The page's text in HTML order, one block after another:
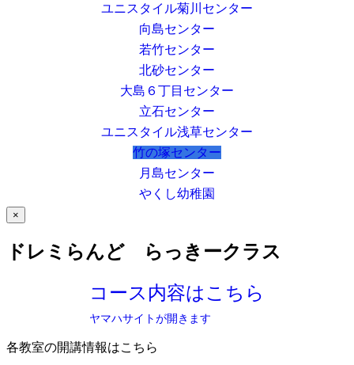
ユニスタイル菊川センター
向島センター
若竹センター
北砂センター
大島６丁目センター
立石センター
ユニスタイル浅草センター
竹の塚センター
月島センター
やくし幼稚園
×
ドレミらんど らっきークラス
コース内容はこちら
ヤマハサイトが開きます
各教室の開講情報はこちら